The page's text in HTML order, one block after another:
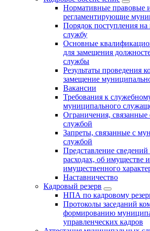
Нормативные правовые
регламентирующие
Порядок поступления
службу
Основные
для замещения
службы
Результаты проведения
замещение
Вакансии
Требования к
муниципального
Ограничения,
службой
Запреты, связанные с
службой
Представление сведений
расходах, об имуществе и
имущественного
Наставничество
Кадровый резерв
НПА по кадровому
Протоколы заседаний
формированию
управленческих кадров